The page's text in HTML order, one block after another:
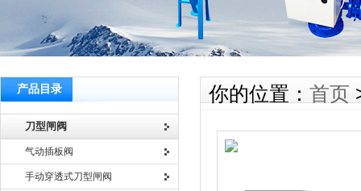
产品目录
刀型闸阀
气动插板阀
手动穿透式刀型闸阀
你的位置： 首页